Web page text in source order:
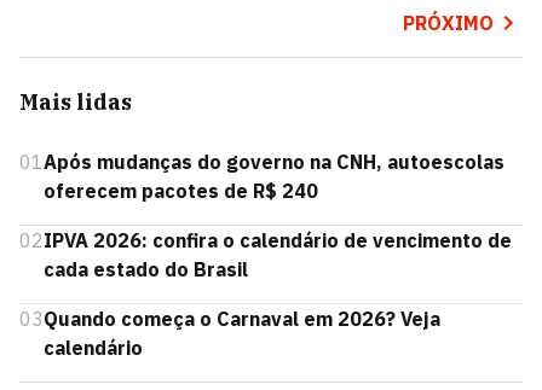
PRÓXIMO
Mais lidas
01Após mudanças do governo na CNH, autoescolas
oferecem pacotes de R$ 240
02IPVA 2026: confira o calendário de vencimento de
cada estado do Brasil
03Quando começa o Carnaval em 2026? Veja
calendário